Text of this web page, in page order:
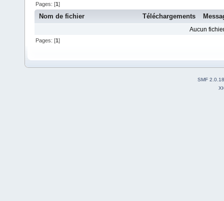
Pages: [1]
Nom de fichier Téléchargements
Aucun
Pages: [1]
SMF 2.0.18